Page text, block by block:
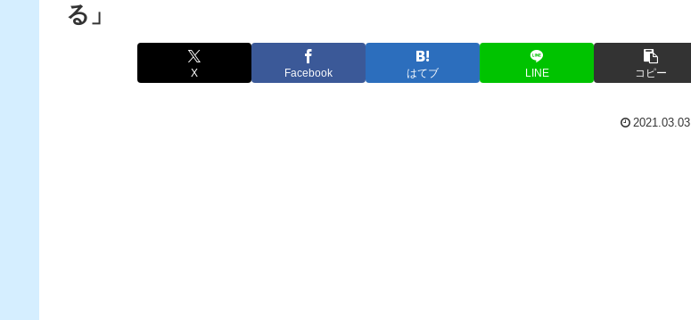
る」
X Facebook はてブ LINE コピー
2021.03.03